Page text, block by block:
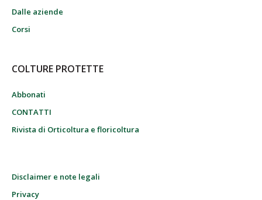
Dalle aziende
Corsi
COLTURE PROTETTE
Abbonati
CONTATTI
Rivista di Orticoltura e floricoltura
Disclaimer e note legali
Privacy